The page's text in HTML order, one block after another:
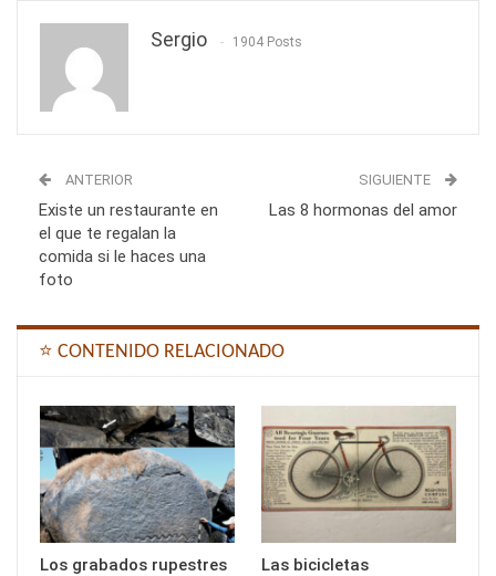
Sergio 1904 Posts
ANTERIOR
Existe un restaurante en
el que te regalan la
comida si le haces una
foto
SIGUIENTE
Las 8 hormonas del amor
⭐ CONTENIDO RELACIONADO
Los grabados rupestres
Las bicicletas